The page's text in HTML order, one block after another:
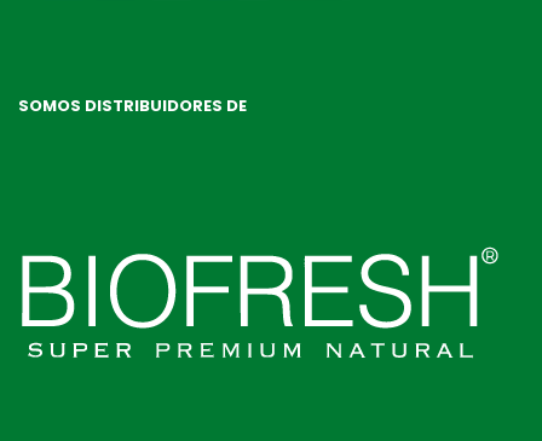
SOMOS DISTRIBUIDORES DE